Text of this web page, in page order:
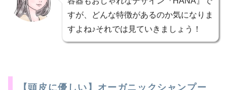
すが、どんな特徴があるのか気になりま
すよね♪それでは見ていきましょう！
【頭皮に優しい】オーガニックシャンプー